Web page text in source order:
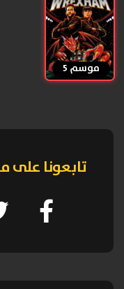
موسم 5
تابعونا على